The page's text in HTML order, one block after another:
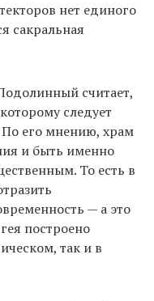
нет единого
сакральная
считает,
следует
По его мнению, храм
и быть именно
То есть в
— а это
построено
так и в